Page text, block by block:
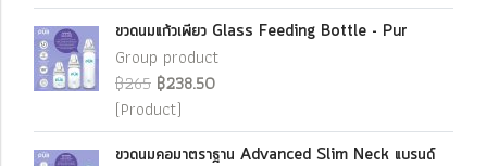
ขวดนมแก้วเพียว Glass Feeding Bottle - Pur
Group product
฿265 ฿238.50
(Product)
ขวดนมคอมาตราฐาน Advanced Slim Neck แบรนด์